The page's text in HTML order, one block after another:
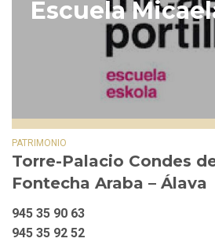
Escuela
PATRIMONIO
Torre-Palacio Condes
Fontecha Araba – Álava
945 35 90 63
945 35 92 52